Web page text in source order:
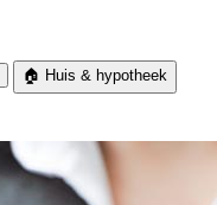
🏠 Huis & hypotheek